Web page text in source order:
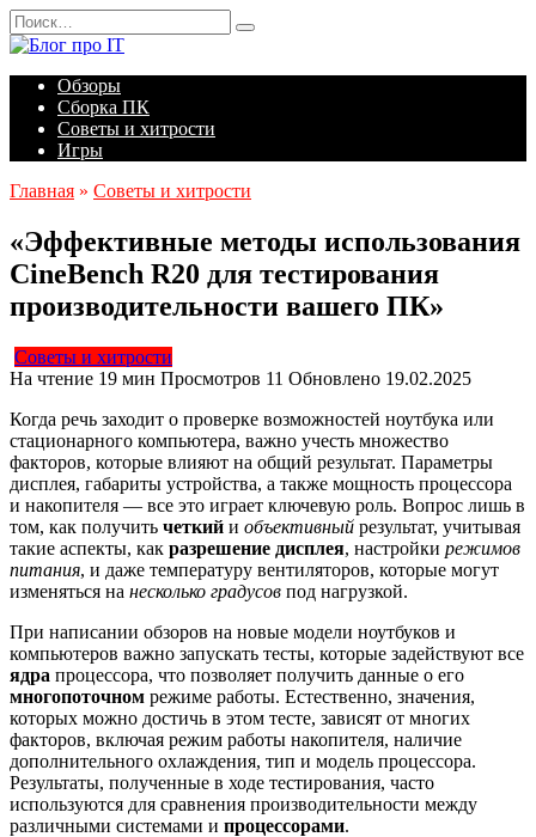
Перейти
к
содержанию
Search
for:
Обзоры
Сборка ПК
Советы и хитрости
Игры
Главная » Советы и хитрости
«Эффективные методы использования
CineBench R20 для тестирования
производительности вашего ПК»
Советы и хитрости
На чтение 19 мин Просмотров 11 Обновлено 19.02.2025
Когда речь заходит о проверке возможностей ноутбука или
стационарного компьютера, важно учесть множество
факторов, которые влияют на общий результат. Параметры
дисплея, габариты устройства, а также мощность процессора
и накопителя — все это играет ключевую роль. Вопрос лишь в
том, как получить четкий и объективный результат, учитывая
такие аспекты, как разрешение дисплея, настройки режимов
питания, и даже температуру вентиляторов, которые могут
изменяться на несколько градусов под нагрузкой.
При написании обзоров на новые модели ноутбуков и
компьютеров важно запускать тесты, которые задействуют все
ядра процессора, что позволяет получить данные о его
многопоточном режиме работы. Естественно, значения,
которых можно достичь в этом тесте, зависят от многих
факторов, включая режим работы накопителя, наличие
дополнительного охлаждения, тип и модель процессора.
Результаты, полученные в ходе тестирования, часто
используются для сравнения производительности между
различными системами и процессорами.